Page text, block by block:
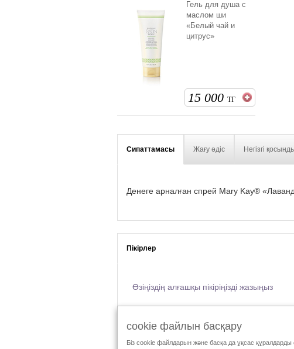
Гель для душа с
маслом ши
«Белый чай и
цитрус»
15 000 ТГ
Сипаттамасы Жағу әдіс Негізгі
Денеге арналған спрей Mary Kay®
Пікірлер
Өзіңіздің алғашқы пікіріңізді жазыңыз
cookie файлын басқару
Біз cookie файлдарын және басқа да ұқсас құралдарды